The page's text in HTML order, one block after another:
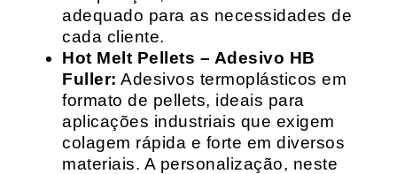
adequado para as necessidades de
cada cliente.
Hot Melt Pellets – Adesivo HB
Fuller: Adesivos termoplásticos em
formato de pellets, ideais para
aplicações industriais que exigem
colagem rápida e forte em diversos
materiais. A personalização, neste